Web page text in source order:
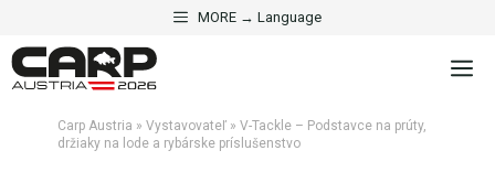
na
obsah
MORE → Language
Carp Austria » Vystavovateľ » V-Tackle – Podstavce na prúty,
držiaky na lode a rybárske príslušenstvo
V-Tackle – Podstavce na
prúty, držiaky na lode a
rybárske príslušenstvo
Aktualisiert am 2. mája 2026 · 5 Min. Lesezeit